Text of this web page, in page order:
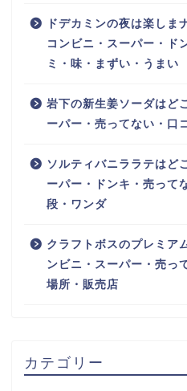
ドデカミンの夜は楽しま
コンビニ・スーパー・ド
ミ・味・まずい・うまい
岩下の新生姜ソーダはど
ーパー・売ってない・口
ソルティバニララテはど
ーパー・ドンキ・売って
段・ワンダ
クラフトボスのプレミア
ンビニ・スーパー・売っ
場所・販売店
カテゴリー